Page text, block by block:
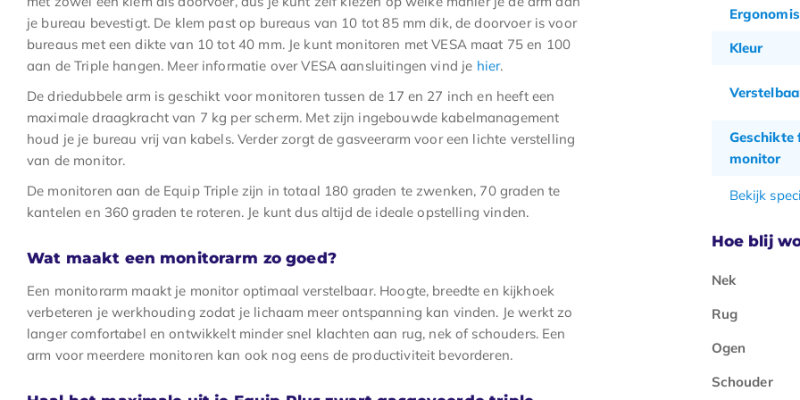
je bureau bevestigt. De klem past op bureaus van 10 tot 85 mm dik, de doorvoer is voor
bureaus met een dikte van 10 tot 40 mm. Je kunt monitoren met VESA maat 75 en 100
aan de Triple hangen. Meer informatie over VESA aansluitingen vind je hier.
De driedubbele arm is geschikt voor monitoren tussen de 17 en 27 inch en heeft een
maximale draagkracht van 7 kg per scherm. Met zijn ingebouwde kabelmanagement
houd je je bureau vrij van kabels. Verder zorgt de gasveerarm voor een lichte verstelling
van de monitor.
De monitoren aan de Equip Triple zijn in totaal 180 graden te zwenken, 70 graden te
kantelen en 360 graden te roteren. Je kunt dus altijd de ideale opstelling vinden.
Wat maakt een monitorarm zo goed?
Een monitorarm maakt je monitor optimaal verstelbaar. Hoogte, breedte en kijkhoek
verbeteren je werkhouding zodat je lichaam meer ontspanning kan vinden. Je werkt zo
langer comfortabel en ontwikkelt minder snel klachten aan rug, nek of schouders. Een
arm voor meerdere monitoren kan ook nog eens de productiviteit bevorderen.
Kleur
Geschikte
monitor
Bekijk
Hoe blij
Nek
Rug
Ogen
Schouder